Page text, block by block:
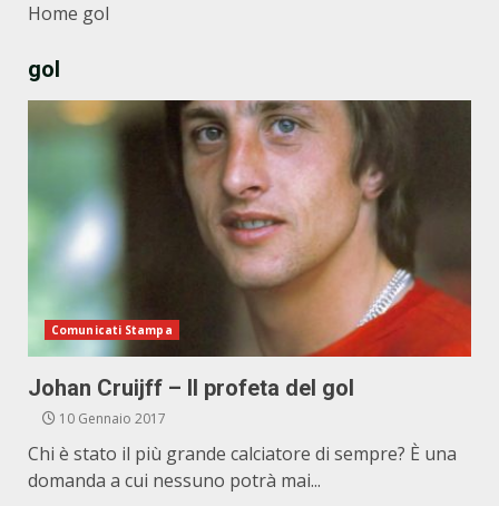
Home gol
gol
Comunicati Stampa
Johan Cruijff – Il profeta del gol
10 Gennaio 2017
Chi è stato il più grande calciatore di sempre? È una
domanda a cui nessuno potrà mai...